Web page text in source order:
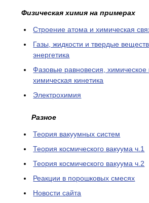
Физическая химия на примерах
Cтроение атома и химическая
Газы, жидкости и твердые
энергетика
Фазовые равновесия, химическое
химическая кинетика
Электрохимия
Разное
Теория вакуумных систем
Теория космического вакуума ч.1
Теория космического вакуума ч.2
Реакции в порошковых смесях
Новости сайта